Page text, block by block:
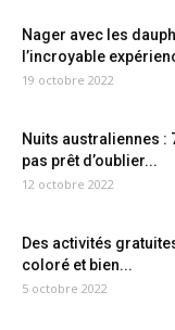
Nager avec les
l’incroyable
19 octobre 2022
Nuits australiennes :
pas prêt d’oublier...
12 octobre 2022
Des activités
coloré et bien...
5 octobre 2022